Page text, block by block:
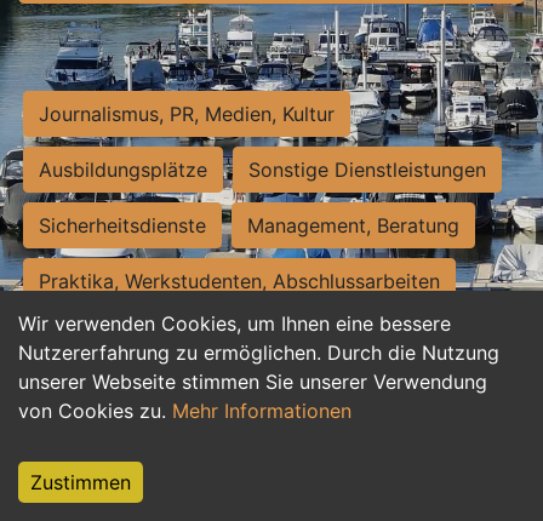
Wir verwenden Cookies, um Ihnen eine bessere
Nutzererfahrung zu ermöglichen. Durch die Nutzung
unserer Webseite stimmen Sie unserer Verwendung
von Cookies zu. Mehr Informationen
Zustimmen
Journalismus, PR, Medien, Kultur
Ausbildungsplätze Sonstige Dienstleistungen
Sicherheitsdienste Management, Beratung
Praktika, Werkstudenten, Abschlussarbeiten
Personalwesen Assistenz, Sekretariat
Hilfskräfte, Aushilfs- und Nebenjobs
Weiterbildung, Studium, duale Ausbildung